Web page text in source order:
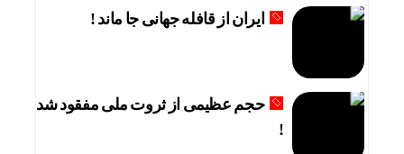
ایران از قافله جهانی جا ماند !
حجم عظیمی از ثروت ملی مفقود شد
!